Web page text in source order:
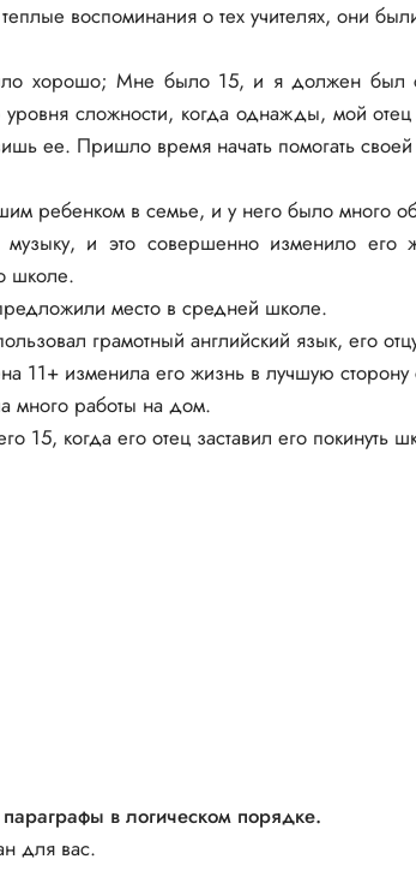
воспоминания о тех учителях, они
хорошо; Мне было 15, и я должен был
сложности, когда однажды, мой отец
ее. Пришло время начать помогать
ребенком в семье, и у него было много
и это совершенно изменило
школе.
место в средней школе.
грамотный английский язык, его
11+ изменила его жизнь в лучшую
много работы на дом.
15, когда его отец заставил его покинуть
параграфы в логическом порядке.
для вас.